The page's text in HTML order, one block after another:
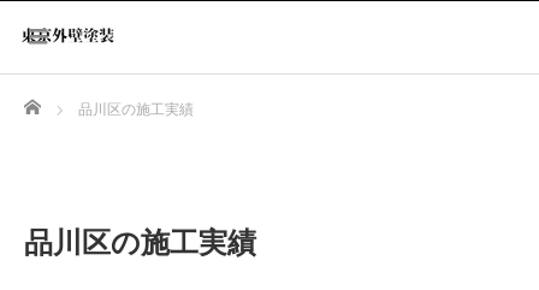
Home 品川区の施工実績
品川区の施工実績